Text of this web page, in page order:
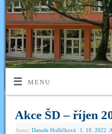
MENU
Akce ŠD – říjen
Autor:Danuše Hrdličková 1. 10. 2022